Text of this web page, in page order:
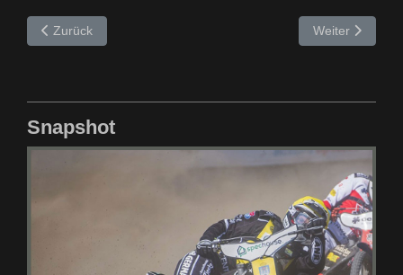
Vorheriger Beitrag: GP Challenge knapp verpasst
Zurück Nächster
Weiter
Snapshot